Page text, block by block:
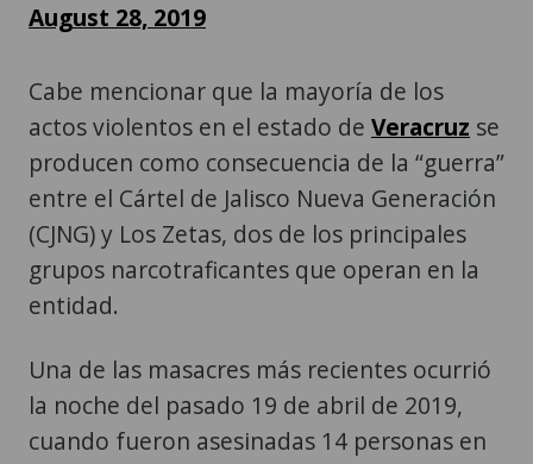
August 28, 2019
Cabe mencionar que la mayoría de los
actos violentos en el estado de Veracruz se
producen como consecuencia de la “guerra”
entre el Cártel de Jalisco Nueva Generación
(CJNG) y Los Zetas, dos de los principales
grupos narcotraficantes que operan en la
entidad.
Una de las masacres más recientes ocurrió
la noche del pasado 19 de abril de 2019,
cuando fueron asesinadas 14 personas en